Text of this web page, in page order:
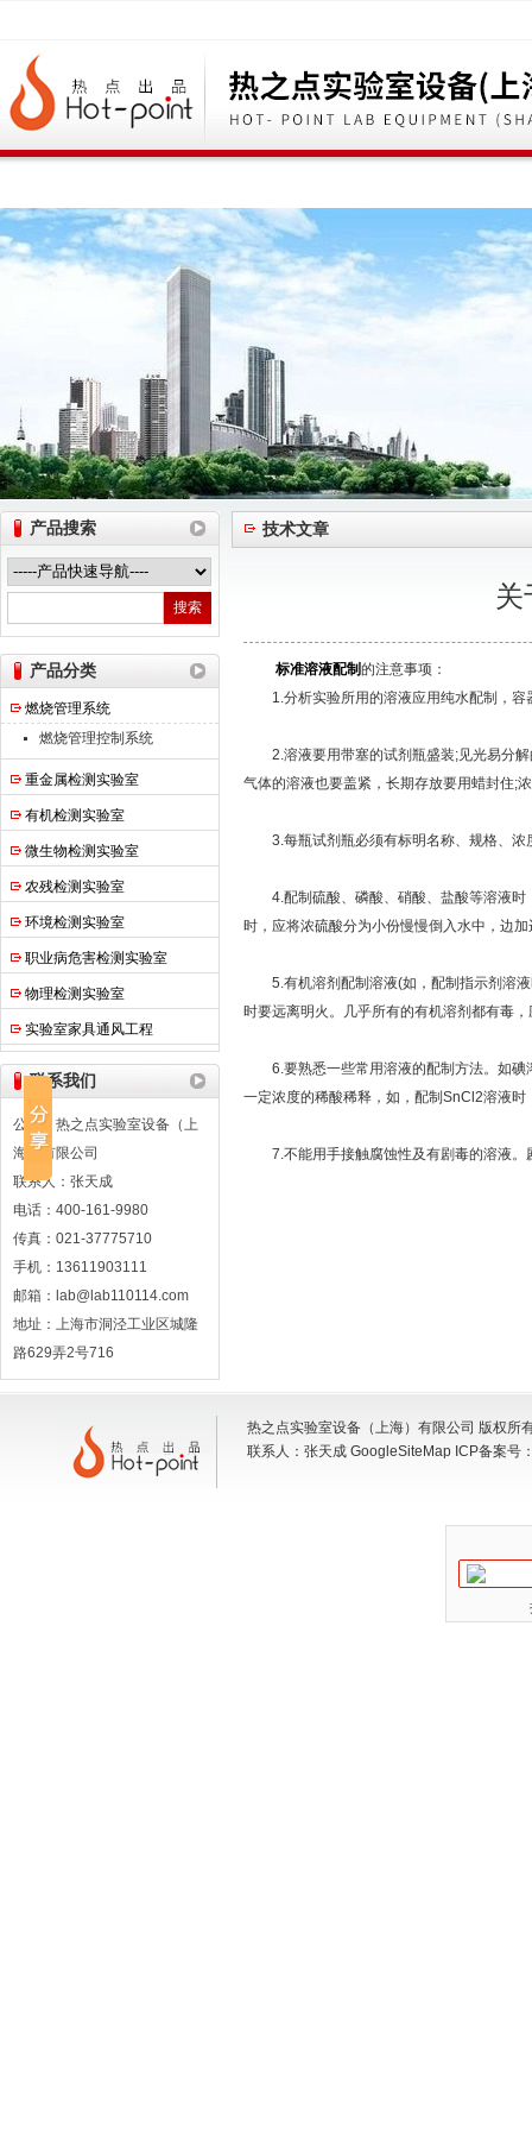
热之点实验室设备（上海）有限公司
产品搜索
产品分类
燃烧管理系统
燃烧管理控制系统
重金属检测实验室
有机检测实验室
微生物检测实验室
农残检测实验室
环境检测实验室
职业病危害检测实验室
物理检测实验室
实验室家具通风工程
联系我们
公司：热之点实验室设备（上
海）有限公司
联系人：张天成
电话：400-161-9980
传真：021-37775710
手机：13611903111
邮箱：lab@lab110114.com
地址：上海市洞泾工业区城隆
路629弄2号716
技术文章
关
标准溶液配制的注意事项：
1.分析实验所用的溶液应用纯水配制，容
2.溶液要用带塞的试剂瓶盛装;见光易分解
气体的溶液也要盖紧，长期存放要用蜡封住;
3.每瓶试剂瓶必须有标明名称、规格、浓
4.配制硫酸、磷酸、硝酸、盐酸等溶液时
时，应将浓硫酸分为小份慢慢倒入水中，边
5.有机溶剂配制溶液(如，配制指示剂溶液
时要远离明火。几乎所有的有机溶剂都有毒
6.要熟悉一些常用溶液的配制方法。如碘
一定浓度的稀酸稀释，如，配制SnCl2溶液
7.不能用手接触腐蚀性及有剧毒的溶液。
热之点实验室设备（上海）有限公司 版权
联系人：张天成 GoogleSiteMap ICP备案号